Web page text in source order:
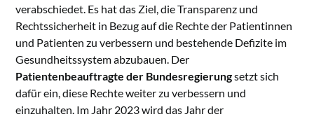
verabschiedet. Es hat das Ziel, die Transparenz und
Rechtssicherheit in Bezug auf die Rechte der Patientinnen
und Patienten zu verbessern und bestehende Defizite im
Gesundheitssystem abzubauen. Der
Patientenbeauftragte der Bundesregierungsetzt sich
dafür ein, diese Rechte weiter zu verbessern und
einzuhalten. Im Jahr 2023 wird das Jahr der